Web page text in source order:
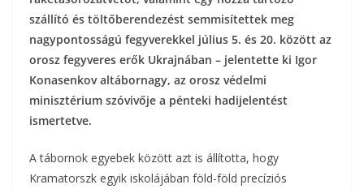
szállító és töltőberendezést semmisítettek meg
nagypontosságú fegyverekkel július 5. és 20. között az
orosz fegyveres erők Ukrajnában – jelentette ki Igor
Konasenkov altábornagy, az orosz védelmi
minisztérium szóvivője a pénteki hadijelentést
ismertetve.
A tábornok egyebek között azt is állította, hogy
Kramatorszk egyik iskolájában föld-föld precíziós